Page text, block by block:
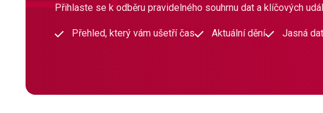
Přihlaste se k odběru pravidelného souhrnu dat a klíčových
Přehled, který vám ušetří čas Aktuální dění Jasná